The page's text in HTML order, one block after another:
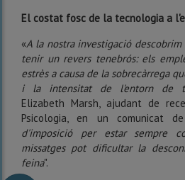
El costat fosc de la tecnologia a
«A la nostra investigació
tenir un revers tenebrós: els
estrès a causa de la sobrecàrrega
i la intensitat de l'entorn de
Elizabeth Marsh, ajudant de
Psicologia, en un comunicat
d'imposició per estar sempre
missatges pot dificultar la
feina".